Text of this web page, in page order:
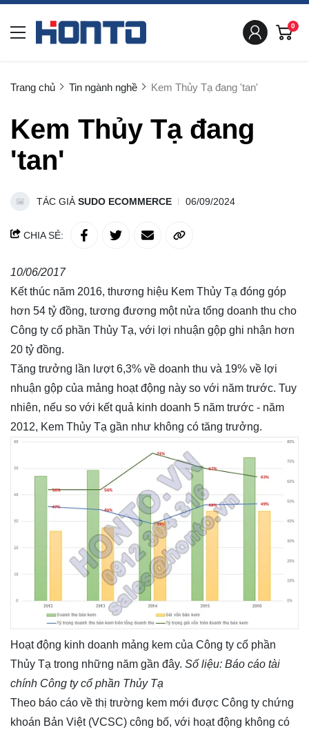
0
Trang chủ Tin ngành nghề Kem Thủy Tạ đang 'tan'
Kem Thủy Tạ đang
'tan'
TÁC GIẢ SUDO ECOMMERCE 06/09/2024
CHIA SẺ:
10/06/2017
Kết thúc năm 2016, thương hiệu Kem Thủy Tạ đóng góp
hơn 54 tỷ đồng, tương đương một nửa tổng doanh thu cho
Công ty cổ phần Thủy Tạ, với lợi nhuận gộp ghi nhận hơn
20 tỷ đồng.
Tăng trưởng lần lượt 6,3% về doanh thu và 19% về lợi
nhuận gộp của mảng hoạt động này so với năm trước. Tuy
nhiên, nếu so với kết quả kinh doanh 5 năm trước - năm
2012, Kem Thủy Tạ gần như không có tăng trưởng.
Hoạt động kinh doanh mảng kem của Công ty cổ phần
Thủy Tạ trong những năm gần đây. Số liệu: Báo cáo tài
chính Công ty cổ phần Thủy Tạ
Theo báo cáo về thị trường kem mới được Công ty chứng
khoán Bản Việt (VCSC) công bố, với hoạt động không có